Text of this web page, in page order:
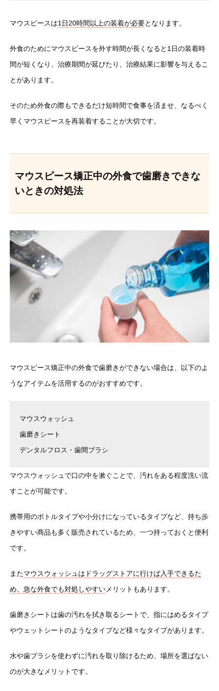
マウスピースは1日20時間以上の装着が必要となります。
外食のためにマウスピースを外す時間が長くなると1日の装着時
間が短くなり、治療期間が延びたり、治療結果に影響を与えるこ
とがあります。
そのため外食の際もできるだけ短時間で食事を済ませ、なるべく
早くマウスピースを再装着することが大切です。
マウスピース矯正中の外食で歯磨きできな
いときの対処法
マウスピース矯正中の外食で歯磨きができない場合は、以下のよ
うなアイテムを活用するのがおすすめです。
マウスウォッシュ
歯磨きシート
デンタルフロス・歯間ブラシ
マウスウォッシュで口の中を漱ぐことで、汚れをある程度洗い流
すことが可能です。
携帯用のボトルタイプや小分けになっているタイプなど、持ち歩
きやすい商品も多く販売されているため、一つ持っておくと便利
です。
またマウスウォッシュはドラッグストアに行けば入手できるた
め、急な外食でも対処しやすいメリットもあります。
歯磨きシートは歯の汚れを拭き取るシートで、指にはめるタイプ
やウェットシートのようなタイプなど様々なタイプがあります。
水や歯ブラシを使わずに汚れを取り除けるため、場所を選ばない
のが大きなメリットです。